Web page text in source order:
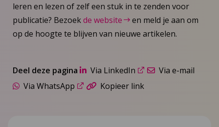
leren en lezen of zelf een stuk in te zenden voor
publicatie? Bezoekde website
en meld je aan om
op de hoogte te blijven van nieuwe artikelen.
Deel deze pagina Via LinkedIn
Via e-mail
Via WhatsApp
Kopieer link